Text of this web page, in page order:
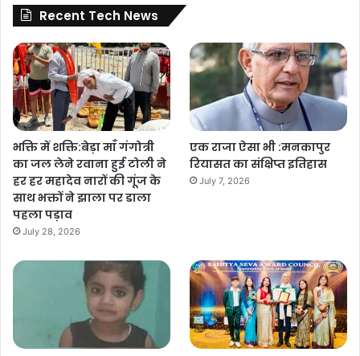
Recent Tech News
भक्ति में शक्ति:बेड़ा माँ गंगोत्री
का जल लेने रवाना हुई टोली ने
हर हर महादेव नारों की गूंज के
साथ भक्तों ने झाला पर डाला
पहला पड़ाव
July 28, 2026
एक राजा ऐसा भी :मनकापुर
रियासत का संक्षिप्त इतिहास
July 7, 2026